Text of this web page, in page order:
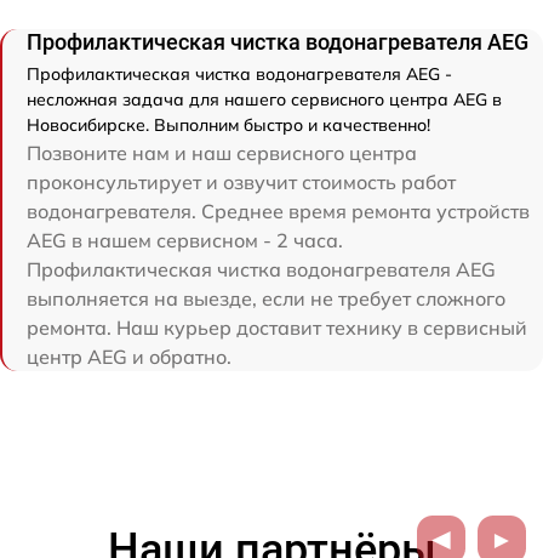
Профилактическая чистка водонагревателя AEG
Профилактическая чистка водонагревателя AEG -
несложная задача для нашего сервисного центра AEG в
Новосибирске. Выполним быстро и качественно!
Позвоните нам и наш сервисного центра
проконсультирует и озвучит стоимость работ
водонагревателя. Среднее время ремонта устройств
AEG в нашем сервисном - 2 часа.
Профилактическая чистка водонагревателя AEG
выполняется на выезде, если не требует сложного
ремонта. Наш курьер доставит технику в сервисный
центр AEG и обратно.